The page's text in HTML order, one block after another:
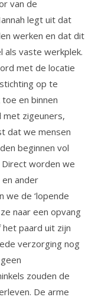
van de
legt uit dat
werken en dat dit
als vaste werkplek.
met de locatie
op te
toe en binnen
met zigeuners,
dat we mensen
beginnen vol
worden we
ander
we de ‘lopende
naar een opvang
paard uit zijn
verzorging nog
zouden de
De arme